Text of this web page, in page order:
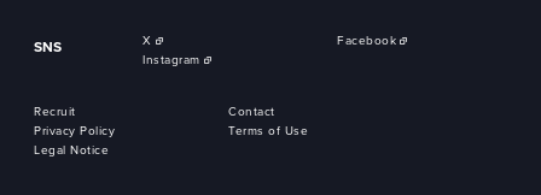
SNS X
Facebook
Instagram
Recruit
Contact
Privacy Policy
Terms of Use
Legal Notice